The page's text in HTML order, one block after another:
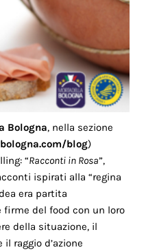
Bologna, nella sezione
blog)
“Racconti in Rosa”,
ispirati alla “regina
era partita
del food con un loro
della situazione, il
raggio d’azione